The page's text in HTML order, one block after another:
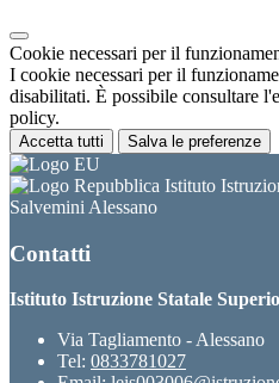
Cookie necessari per il
I cookie necessari per il
disabilitati. È possibile consultare
policy.
Accetta tutti Salva le preferenze
Istituto
Salvemini Alessano
Contatti
Istituto Istruzione Statale
Via Tagliamento - Alessano
Tel: 0833781027